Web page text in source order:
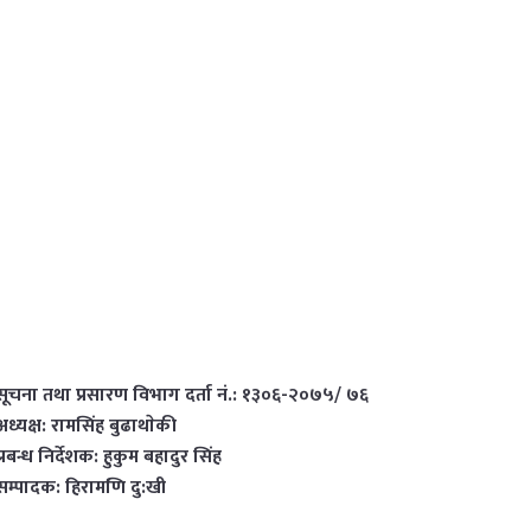
तथा प्रसारण विभाग दर्ता नं.: १३०६-२०७५/ ७६
रामसिंह बुढाथाेकी
निर्देशक: हुकुम बहादुर सिंह
हिरामणि दु:खी